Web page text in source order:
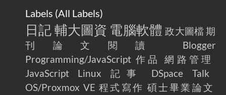
Labels (All Labels)
日記 輔大圖資 電腦軟體 政大圖檔 期
刊論文閱讀
Blogger
Programming/JavaScript 作品
網路管理
JavaScript
Linux 記事 DSpace
Talk
OS/Proxmox VE 程式寫作 碩士畢業論文